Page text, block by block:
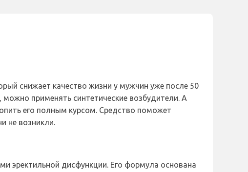
снижает качество жизни у мужчин уже после 50
применять синтетические возбудители. А
его полным курсом. Средство поможет
не возникли.
эректильной дисфункции. Его формула основана